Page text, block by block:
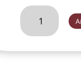
MARCO
19*25